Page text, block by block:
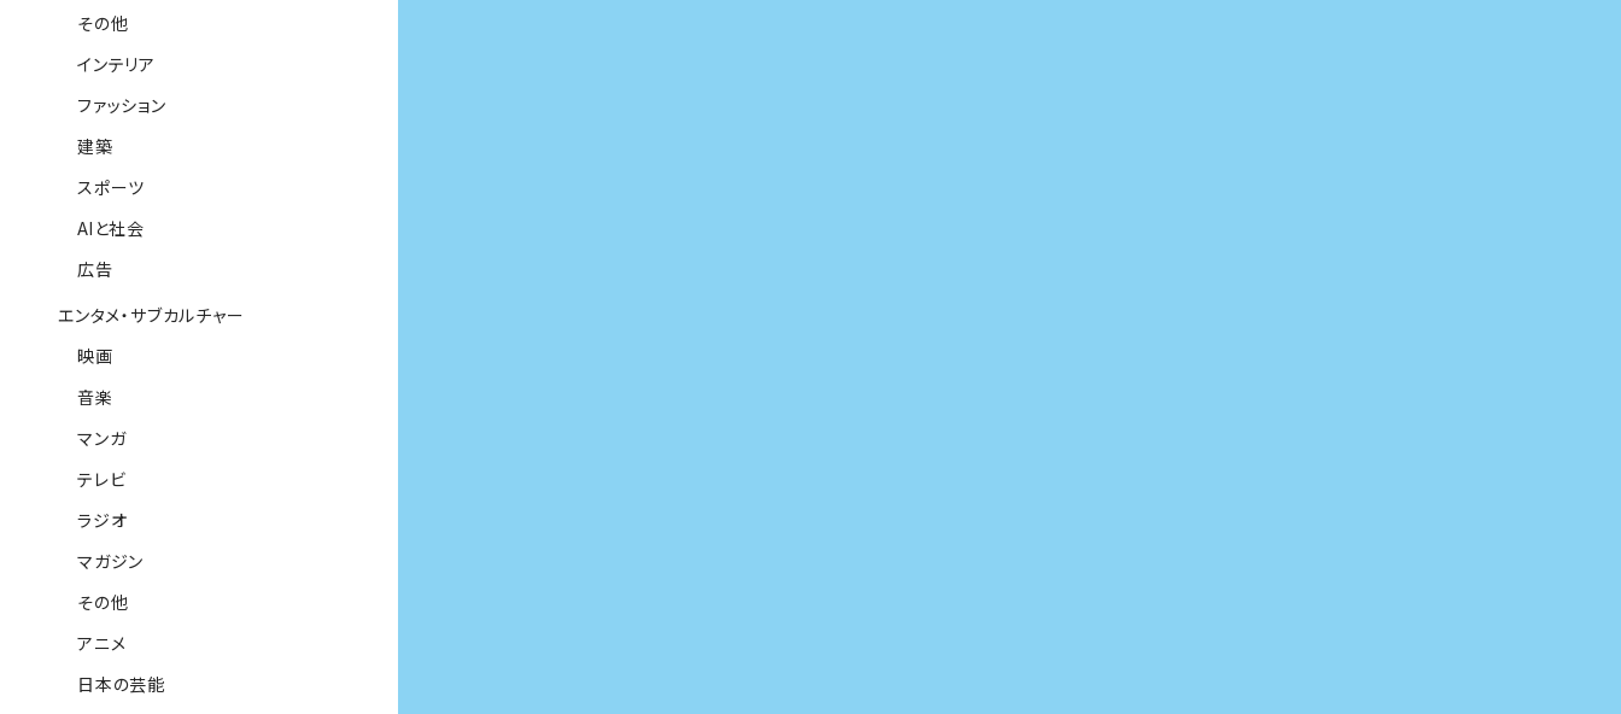
その他
インテリア
ファッション
建築
スポーツ
AIと社会
広告
エンタメ・サブカルチャー
映画
音楽
マンガ
テレビ
ラジオ
マガジン
その他
アニメ
日本の芸能